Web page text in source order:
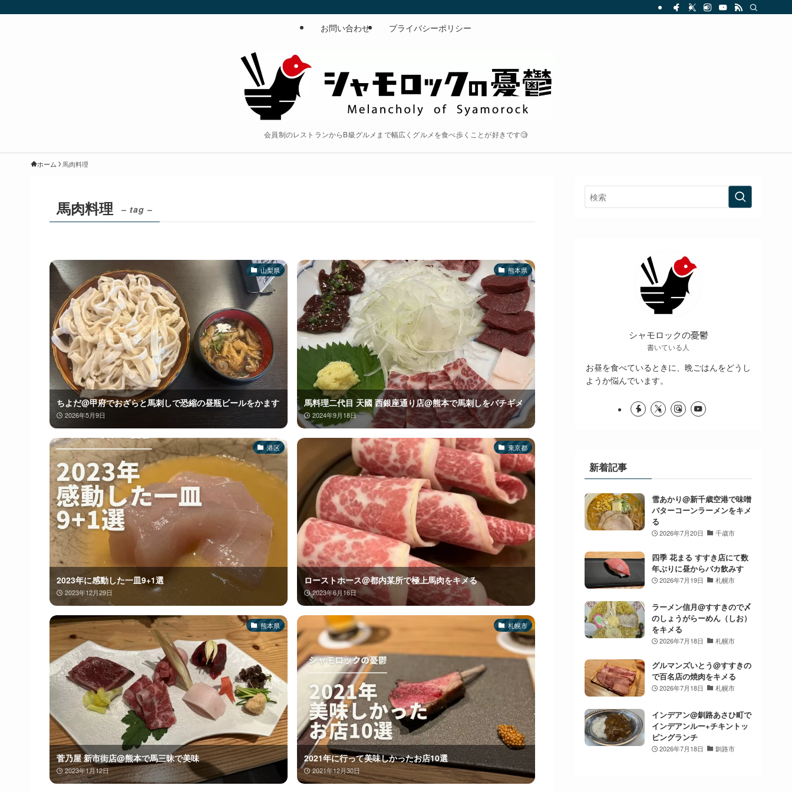
会員制のレストランからB級グルメまで幅広くグルメを食べ歩くことが好きです🧐
お問い合わせ プライバシーポリシー
ホーム 馬肉料理
馬肉料理 – tag –
山梨県
ちよだ@甲府でおざらと馬刺しで恐縮の昼瓶ビールをかます
2026年5月9日
熊本県
馬料理二代目 天國 西銀座通り店@熊本で馬刺しをバチギメ
2024年9月18日
港区
2023年に感動した一皿9+1選
2023年12月29日
東京都
ローストホース@都内某所で極上馬肉をキメる
2023年6月16日
熊本県
菅乃屋 新市街店@熊本で馬三昧で美味
2023年1月12日
札幌市
2021年に行って美味しかったお店10選
2021年12月30日
シャモロックの憂鬱
書いている人
お昼を食べているときに、晩ごはんをどうし
ようか悩んでいます。
新着記事
雪あかり@新千歳空港で味噌
バターコーンラーメンをキメ
る
2026年7月20日 千歳市
四季 花まる すすき店にて数
年ぶりに昼からバカ飲みす
2026年7月19日 札幌市
ラーメン信月@すすきので〆
のしょうがらーめん（しお）
をキメる
2026年7月18日 札幌市
グルマンズいとう@すすきの
で百名店の焼肉をキメる
2026年7月18日 札幌市
インデアン@釧路あさひ町で
インデアンルー+チキントッ
ピングランチ
2026年7月18日 釧路市